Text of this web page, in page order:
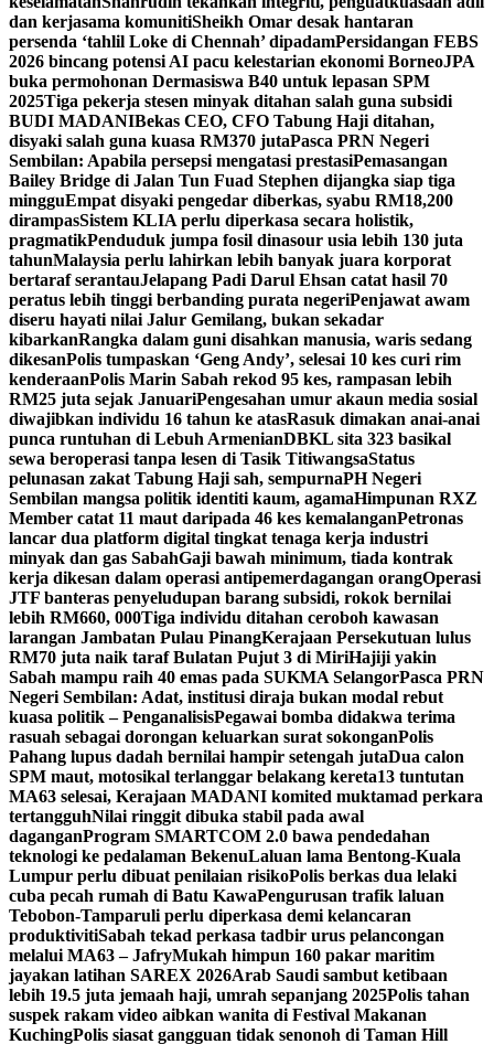
dan kerjasama komunitiSheikh Omar desak hantaran
persenda ‘tahlil Loke di Chennah’ dipadamPersidangan FEBS
2026 bincang potensi AI pacu kelestarian ekonomi BorneoJPA
buka permohonan Dermasiswa B40 untuk lepasan SPM
2025Tiga pekerja stesen minyak ditahan salah guna subsidi
BUDI MADANIBekas CEO, CFO Tabung Haji ditahan,
disyaki salah guna kuasa RM370 jutaPasca PRN Negeri
Sembilan: Apabila persepsi mengatasi prestasiPemasangan
Bailey Bridge di Jalan Tun Fuad Stephen dijangka siap tiga
mingguEmpat disyaki pengedar diberkas, syabu RM18,200
dirampasSistem KLIA perlu diperkasa secara holistik,
pragmatikPenduduk jumpa fosil dinasour usia lebih 130 juta
tahunMalaysia perlu lahirkan lebih banyak juara korporat
bertaraf serantauJelapang Padi Darul Ehsan catat hasil 70
peratus lebih tinggi berbanding purata negeriPenjawat awam
diseru hayati nilai Jalur Gemilang, bukan sekadar
kibarkanRangka dalam guni disahkan manusia, waris sedang
dikesanPolis tumpaskan ‘Geng Andy’, selesai 10 kes curi rim
kenderaanPolis Marin Sabah rekod 95 kes, rampasan lebih
RM25 juta sejak JanuariPengesahan umur akaun media sosial
diwajibkan individu 16 tahun ke atasRasuk dimakan anai-anai
punca runtuhan di Lebuh ArmenianDBKL sita 323 basikal
sewa beroperasi tanpa lesen di Tasik TitiwangsaStatus
pelunasan zakat Tabung Haji sah, sempurnaPH Negeri
Sembilan mangsa politik identiti kaum, agamaHimpunan RXZ
Member catat 11 maut daripada 46 kes kemalanganPetronas
lancar dua platform digital tingkat tenaga kerja industri
minyak dan gas SabahGaji bawah minimum, tiada kontrak
kerja dikesan dalam operasi antipemerdagangan orangOperasi
JTF banteras penyeludupan barang subsidi, rokok bernilai
lebih RM660, 000Tiga individu ditahan ceroboh kawasan
larangan Jambatan Pulau PinangKerajaan Persekutuan lulus
RM70 juta naik taraf Bulatan Pujut 3 di MiriHajiji yakin
Sabah mampu raih 40 emas pada SUKMA SelangorPasca PRN
Negeri Sembilan: Adat, institusi diraja bukan modal rebut
kuasa politik – PenganalisisPegawai bomba didakwa terima
rasuah sebagai dorongan keluarkan surat sokonganPolis
Pahang lupus dadah bernilai hampir setengah jutaDua calon
SPM maut, motosikal terlanggar belakang kereta13 tuntutan
MA63 selesai, Kerajaan MADANI komited muktamad perkara
tertangguhNilai ringgit dibuka stabil pada awal
daganganProgram SMARTCOM 2.0 bawa pendedahan
teknologi ke pedalaman BekenuLaluan lama Bentong-Kuala
Lumpur perlu dibuat penilaian risikoPolis berkas dua lelaki
cuba pecah rumah di Batu KawaPengurusan trafik laluan
Tebobon-Tamparuli perlu diperkasa demi kelancaran
produktivitiSabah tekad perkasa tadbir urus pelancongan
melalui MA63 – JafryMukah himpun 160 pakar maritim
jayakan latihan SAREX 2026Arab Saudi sambut ketibaan
lebih 19.5 juta jemaah haji, umrah sepanjang 2025Polis tahan
suspek rakam video aibkan wanita di Festival Makanan
KuchingPolis siasat gangguan tidak senonoh di Taman Hill